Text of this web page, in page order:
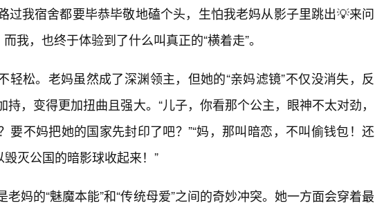
过我宿舍都要毕恭毕敬地磕个头，生怕我老妈从影子里跳出💡来问
我，也终于体验到了什么叫真正的“横着走”。
轻松。老妈虽然成了深渊领主，但她的“亲妈滤镜”不仅没消失，反
持，变得更加扭曲且强大。“儿子，你看那个公主，眼神不太对劲，
要不妈把她的国家先封印了吧？”“妈，那叫暗恋，不叫偷钱包！还
毁灭公国的暗影球收起来！”
老妈的“魅魔本能”和“传统母爱”之间的奇妙冲突。她一方面会穿着最